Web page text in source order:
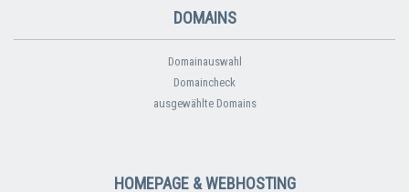
DOMAINS
Domainauswahl
Domaincheck
ausgewählte Domains
HOMEPAGE & WEBHOSTING